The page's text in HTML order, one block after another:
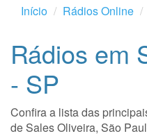
Início Rádios Online
Rádios em
- SP
Confira a lista das
de Sales Oliveira, São